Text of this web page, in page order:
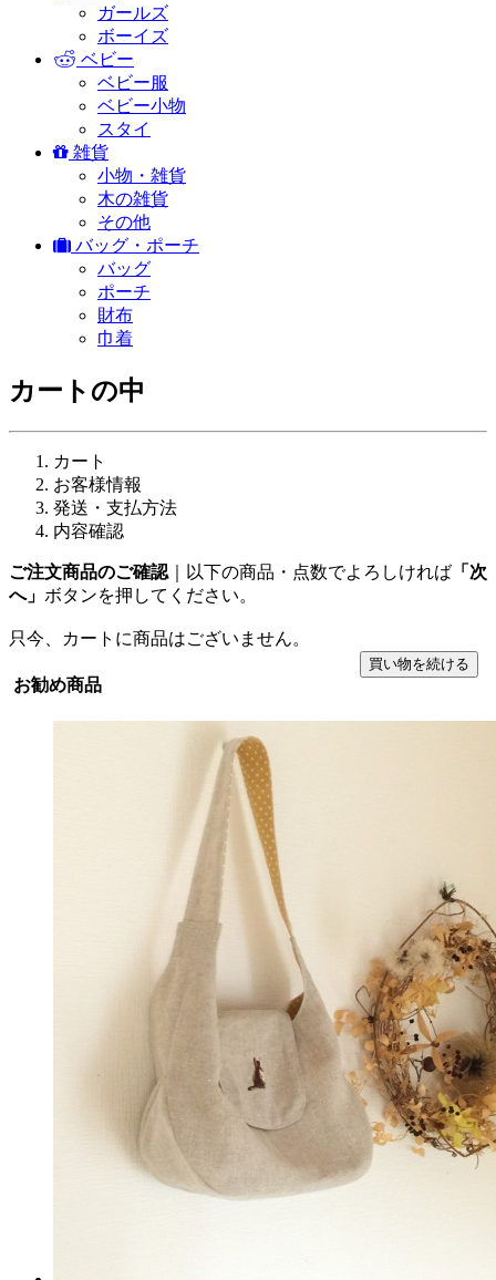
ガールズ
ボーイズ
ベビー
ベビー服
ベビー小物
スタイ
雑貨
小物・雑貨
木の雑貨
その他
バッグ・ポーチ
バッグ
ポーチ
財布
巾着
カートの中
カート
お客様情報
発送・支払方法
内容確認
ご注文商品のご確認 ｜以下の商品・点数でよろしければ 「次
へ」 ボタンを押してください。
只今、カートに商品はございません。
お勧め商品